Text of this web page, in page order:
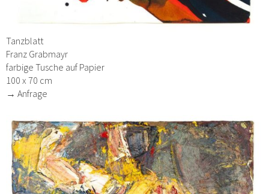
Tanzblatt
Franz Grabmayr
farbige Tusche auf Papier
100 x 70 cm
→ Anfrage